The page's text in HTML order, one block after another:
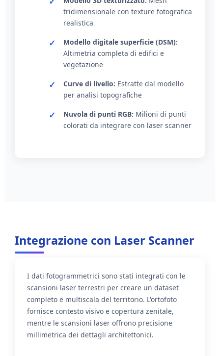
tridimensionale con texture fotografica
realistica
Modello digitale superficie (DSM):
Altimetria completa di edifici e
vegetazione
Curve di livello: Estratte dal modello
per analisi topografiche
Nuvola di punti RGB: Milioni di punti
colorati da integrare con laser scanner
Integrazione con Laser Scanner
I dati fotogrammetrici sono stati integrati con le
scansioni laser terrestri per creare un dataset
completo e multiscala del territorio. L'ortofoto
fornisce contesto visivo e copertura zenitale,
mentre le scansioni laser offrono precisione
millimetrica dei dettagli architettonici.